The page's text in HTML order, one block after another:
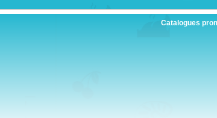
Catalogues